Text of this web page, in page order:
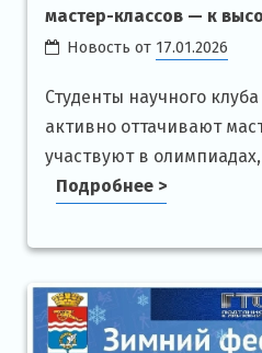
мастер-классов — к
Новость от 17.01.2026
Студенты научного
активно оттачивают
участвуют в
Подробнее >